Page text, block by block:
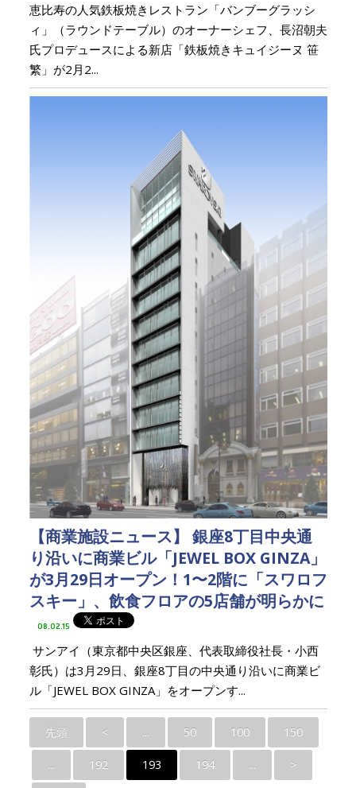
恵比寿の人気鉄板焼きレストラン「バンブーグラッシ
ィ」（ラウンドテーブル）のオーナーシェフ、長沼朝夫
氏プロデュースによる新店「鉄板焼きキュイジーヌ 笹
繁」が2月2...
【商業施設ニュース】 銀座8丁目中央通
り沿いに商業ビル「JEWEL BOX GINZA」
が3月29日オープン！1〜2階に「スワロフ
スキー」、飲食フロアの5店舗が明らかに
08.02.15
サンアイ（東京都中央区銀座、代表取締役社長・小西
彰氏）は3月29日、銀座8丁目の中央通り沿いに商業ビ
ル「JEWEL BOX GINZA」をオープンす...
先頭 < ... 50 100 150
... 192 193 194 ... >